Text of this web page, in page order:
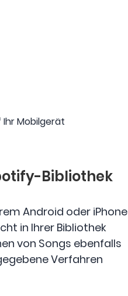
Mobilgerät
Bibliothek
Android oder iPhone
in Ihrer Bibliothek
von Songs ebenfalls
Verfahren